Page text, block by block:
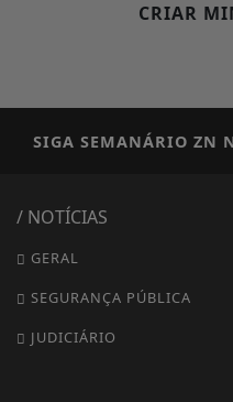
CRIAR
SIGA SEMANÁRIO ZN
/ NOTÍCIAS
GERAL
SEGURANÇA PÚBLICA
JUDICIÁRIO